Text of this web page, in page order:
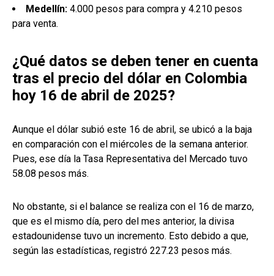
Medellín: 4.000 pesos para compra y 4.210 pesos
para venta.
¿Qué datos se deben tener en cuenta
tras el precio del dólar en Colombia
hoy 16 de abril de 2025?
Aunque el dólar subió este 16 de abril, se ubicó a la baja
en comparación con el miércoles de la semana anterior.
Pues, ese día la Tasa Representativa del Mercado tuvo
58.08 pesos más.
No obstante, si el balance se realiza con el 16 de marzo,
que es el mismo día, pero del mes anterior, la divisa
estadounidense tuvo un incremento. Esto debido a que,
según las estadísticas, registró 227.23 pesos más.